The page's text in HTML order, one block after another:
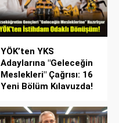
YÖK’ten YKS
Adaylarına "Geleceğin
Meslekleri" Çağrısı: 16
Yeni Bölüm Kılavuzda!